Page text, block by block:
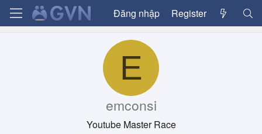
Đăng nhập Register
E
emconsi
Youtube Master Race